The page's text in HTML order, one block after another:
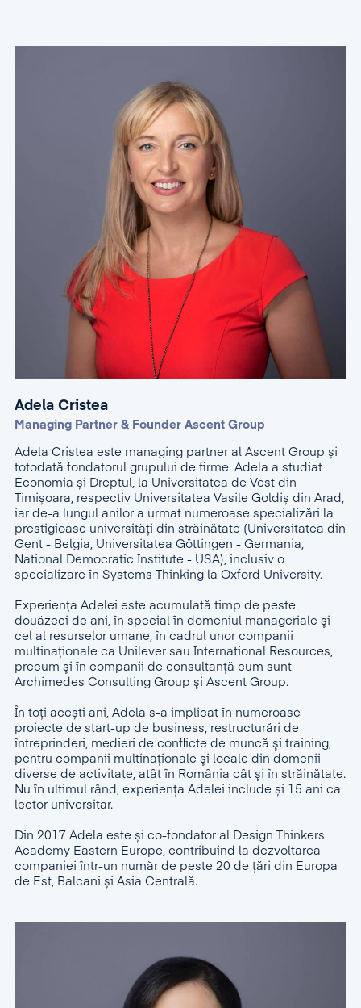
Adela Cristea
Managing Partner & Founder Ascent Group
Adela Cristea este managing partner al Ascent Group și
totodată fondatorul grupului de firme. Adela a studiat
Economia și Dreptul, la Universitatea de Vest din
Timișoara, respectiv Universitatea Vasile Goldiș din Arad,
iar de-a lungul anilor a urmat numeroase specializări la
prestigioase universități din străinătate (Universitatea din
Gent - Belgia, Universitatea Göttingen - Germania,
National Democratic Institute - USA), inclusiv o
specializare în Systems Thinking la Oxford University.
Experienţa Adelei este acumulată timp de peste
douăzeci de ani, în special în domeniul manageriale şi
cel al resurselor umane, în cadrul unor companii
multinaţionale ca Unilever sau International Resources,
precum şi în companii de consultanță cum sunt
Archimedes Consulting Group şi Ascent Group.
În toți acești ani, Adela s-a implicat în numeroase
proiecte de start-up de business, restructurări de
întreprinderi, medieri de conflicte de muncă şi training,
pentru companii multinaţionale şi locale din domenii
diverse de activitate, atât în România cât şi în străinătate.
Nu în ultimul rând, experiența Adelei include și 15 ani ca
lector universitar.
Din 2017 Adela este și co-fondator al Design Thinkers
Academy Eastern Europe, contribuind la dezvoltarea
companiei într-un număr de peste 20 de țări din Europa
de Est, Balcani și Asia Centrală.